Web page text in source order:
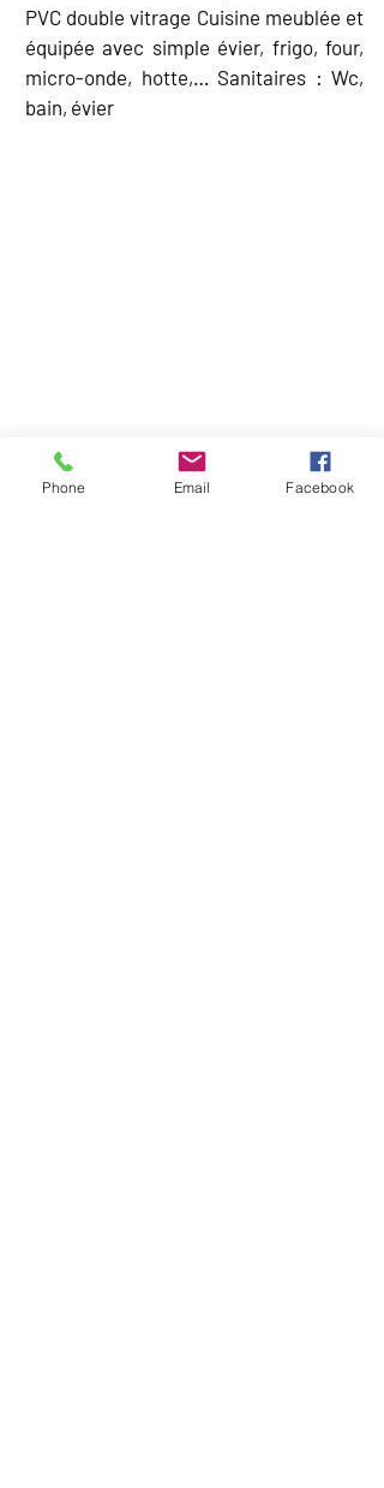
PVC double vitrage Cuisine meublée et
équipée avec simple évier, frigo, four,
micro-onde, hotte,… Sanitaires : Wc,
bain, évier
Phone Email Facebook